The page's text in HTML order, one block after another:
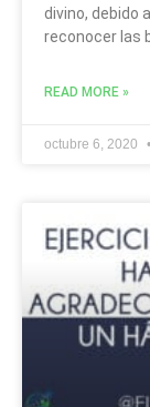
divino, debido
reconocer las
READ MORE »
octubre 6, 2020